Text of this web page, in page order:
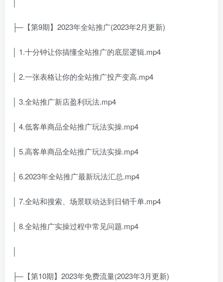
├─【第9期】2023年全站推广(2023年2月更新)
│ 1.十分钟让你搞懂全站推广的底层逻辑.mp4
│ 2.一张表格让你的全站推广投产变高.mp4
│ 3.全站推广新店盈利玩法.mp4
│ 4.低客单商品全站推广玩法实操.mp4
│ 5.高客单商品全站推广玩法实操.mp4
│ 6.2023年全站推广最新玩法汇总.mp4
│ 7.全站和搜索、场景联动达到日销千单.mp4
│ 8.全站推广实操过程中常见问题.mp4
├─【第10期】2023年免费流量(2023年3月更新)